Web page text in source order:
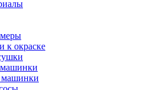
к окраске
машинки